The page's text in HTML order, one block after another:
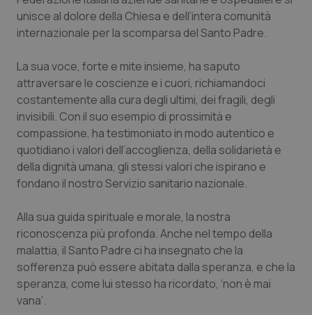
Lettere al direttore
QS Pro
Professionisti Sanitari.AI
Abruzzo
Calabria
Campania
Emilia-Romagna
QS Pro Gold
Asma & BPCO
Car-T
Colesterolo & coronaropatie
QS Club Newsletter
unisce al dolore della Chiesa e dell’intera comunità
internazionale per la scomparsa del Santo Padre.
La sua voce, forte e mite insieme, ha saputo
attraversare le coscienze e i cuori, richiamandoci
costantemente alla cura degli ultimi, dei fragili, degli
invisibili. Con il suo esempio di prossimità e
compassione, ha testimoniato in modo autentico e
quotidiano i valori dell’accoglienza, della solidarietà e
della dignità umana, gli stessi valori che ispirano e
fondano il nostro Servizio sanitario nazionale.
Alla sua guida spirituale e morale, la nostra
riconoscenza più profonda. Anche nel tempo della
malattia, il Santo Padre ci ha insegnato che la
sofferenza può essere abitata dalla speranza, e che la
speranza, come lui stesso ha ricordato, ‘non è mai
vana’.